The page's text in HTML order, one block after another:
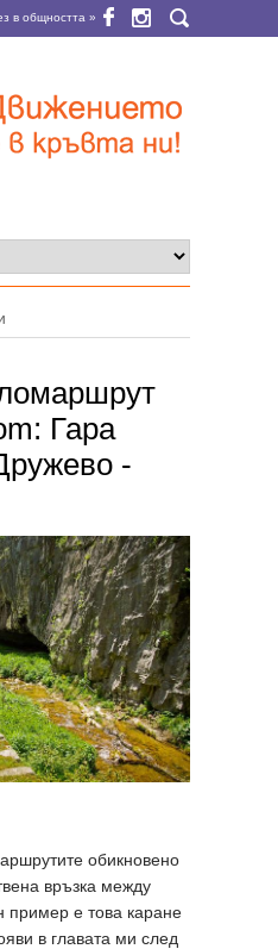
в общността »
Гара
-
обикновено
връзка между
пример е това каране
в главата ми след